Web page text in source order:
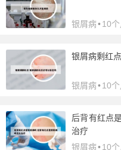
银屑病•10
银屑病剩红
银屑病•10
后背有红点
治疗
银屑病•10